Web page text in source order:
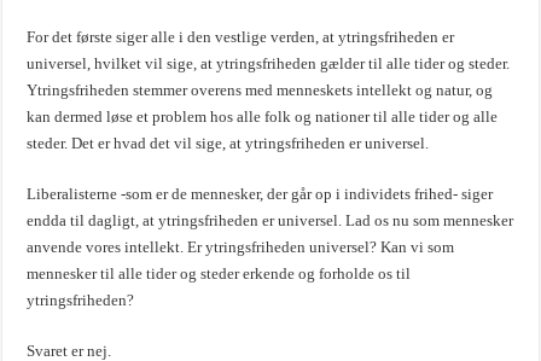
For det første siger alle i den vestlige verden, at ytringsfriheden er
universel, hvilket vil sige, at ytringsfriheden gælder til alle tider og steder.
Ytringsfriheden stemmer overens med menneskets intellekt og natur, og
kan dermed løse et problem hos alle folk og nationer til alle tider og alle
steder. Det er hvad det vil sige, at ytringsfriheden er universel.
Liberalisterne -som er de mennesker, der går op i individets frihed- siger
endda til dagligt, at ytringsfriheden er universel. Lad os nu som mennesker
anvende vores intellekt. Er ytringsfriheden universel? Kan vi som
mennesker til alle tider og steder erkende og forholde os til
ytringsfriheden?
Svaret er nej.